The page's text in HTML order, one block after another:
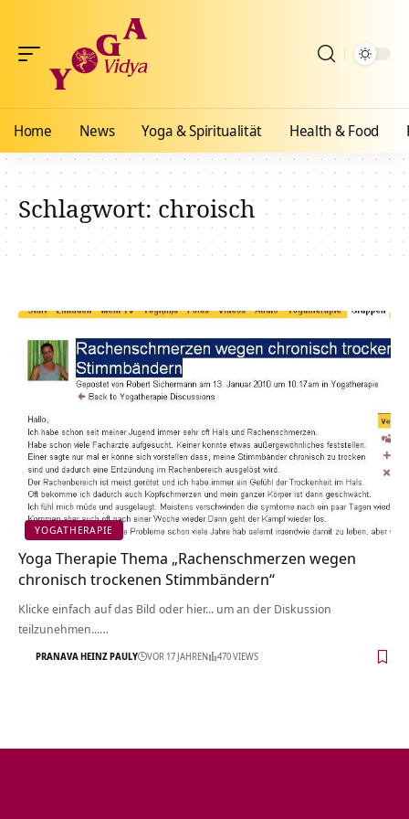
Home News Yoga & Spiritualität Health & Food
Schlagwort:chroisch
YOGATHERAPIE
Yoga Therapie Thema „Rachenschmerzen wegen
chronisch trockenen Stimmbändern“
Klicke einfach auf das Bild oder hier... um an der Diskussion
teilzunehmen...…
PRANAVA HEINZ PAULY VOR 17 JAHREN 470 VIEWS